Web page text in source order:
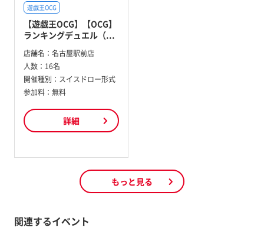
遊戯王OCG
【遊戯王OCG】【OCG】
ランキングデュエル（...
店舗名： 名古屋駅前店
人数： 16名
開催種別： スイスドロー形式
参加料： 無料
詳細
もっと見る
関連するイベント